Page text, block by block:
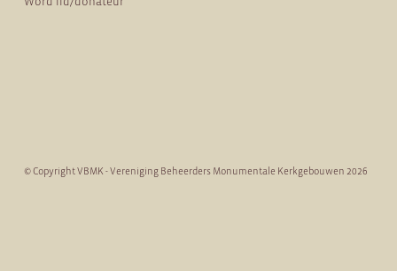
© Copyright VBMK - Vereniging Beheerders Monumentale Kerkgebouwen 2026